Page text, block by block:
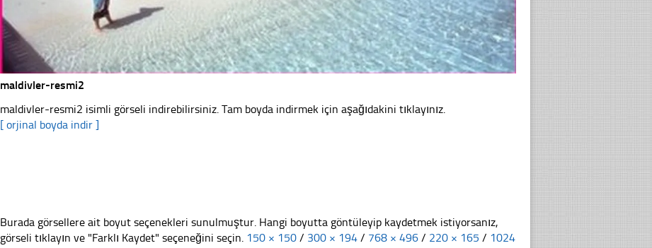
maldivler-resmi2
maldivler-resmi2 isimli görseli indirebilirsiniz. Tam boyda indirmek için aşağıdakini tıklayınız.
[ orjinal boyda indir ]
Burada görsellere ait boyut seçenekleri sunulmuştur. Hangi boyutta göntüleyip kaydetmek istiyorsanız,
görseli tıklayın ve "Farklı Kaydet" seçeneğini seçin. 150 × 150 / 300 × 194 / 768 × 496 / 220 × 165 / 1024